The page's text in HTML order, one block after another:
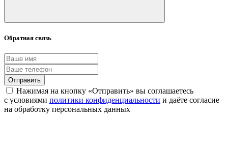
Обратная связь
Отправить
Нажимая на кнопку «Отправить» вы соглашаетесь
с условиями политики конфиденциальности и даёте согласие
на обработку персональных данных